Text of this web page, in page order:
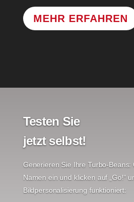
MEHR ERFAHREN
Testen Sie
jetzt selbst!
Generieren Sie Ihre Turbo-Beans:
Namen ein und klicken auf „Go!“
Bildpersonalisierung funktioniert: